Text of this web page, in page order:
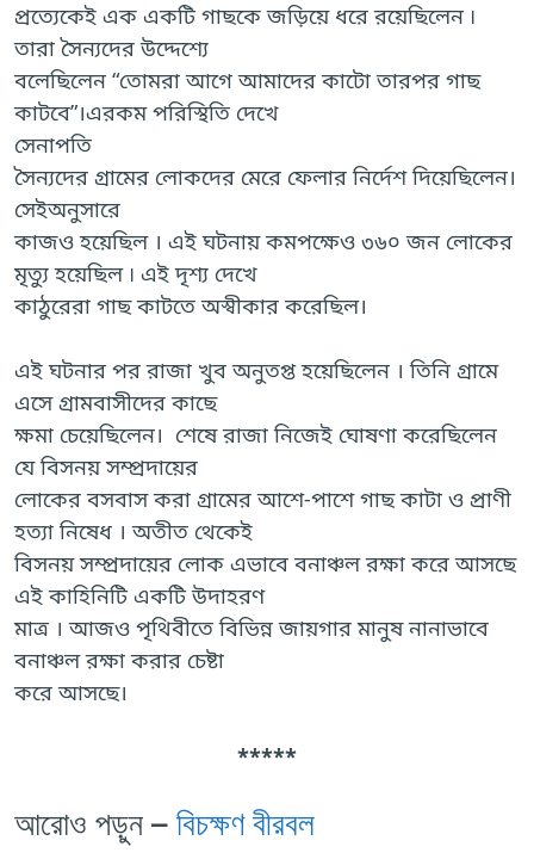
প্রত্যেকেই এক একটি গাছকে জড়িয়ে ধরে রয়েছিলেন ৷
তারা সৈন্যদের উদ্দেশ্যে
বলেছিলেন “তোমরা আগে আমাদের কাটো তারপর গাছ
কাটবে”।এরকম পরিস্থিতি দেখে
সেনাপতি
সৈন্যদের গ্রামের লোকদের মেরে ফেলার নির্দেশ দিয়েছিলেন।
সেইঅনুসারে
কাজও হয়েছিল । এই ঘটনায় কমপক্ষেও ৩৬০ জন লোকের
মৃত্যু হয়েছিল ৷ এই দৃশ্য দেখে
কাঠুরেরা গাছ কাটতে অস্বীকার করেছিল।
এই ঘটনার পর রাজা খুব অনুতপ্ত হয়েছিলেন । তিনি গ্রামে
এসে গ্রামবাসীদের কাছে
ক্ষমা চেয়েছিলেন। শেষে রাজা নিজেই ঘোষণা করেছিলেন
যে বিসনয় সম্প্রদায়ের
লোকের বসবাস করা গ্রামের আশে-পাশে গাছ কাটা ও প্রাণী
হত্যা নিষেধ । অতীত থেকেই
বিসনয় সম্প্রদায়ের লোক এভাবে বনাঞ্চল রক্ষা করে আসছে
এই কাহিনিটি একটি উদাহরণ
মাত্র । আজও পৃথিবীতে বিভিন্ন জায়গার মানুষ নানাভাবে
বনাঞ্চল রক্ষা করার চেষ্টা
করে আসছে।
*****
আরোও পড়ুন – বিচক্ষণ বীরবল